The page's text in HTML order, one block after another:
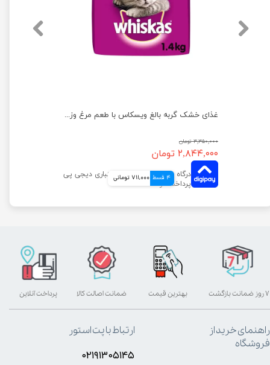
غذای خشک گربه بالغ ویسکاس با طعم مرغ وزن 1.4 کیلوگرم
۳,۳۵۰,۰۰۰ تومان
۲,۸۴۴,۰۰۰ تومان
4 قسط 711,000 تومانی
بهترین قیمت پرداخت آنلاین ۷ روز ضمانت بازگشت ضمانت اصالت کالا
راهنمای خرید از
فروشگاه
ارتباط با پت استور
۰۲۱۹۱۳۰۵۱۴۵